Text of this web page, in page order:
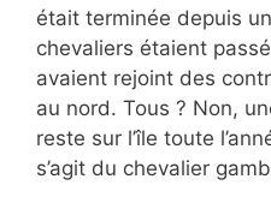
était terminée depuis
chevaliers étaient
avaient rejoint des
au nord. Tous ? Non,
reste sur l’île toute
s’agit du chevalier